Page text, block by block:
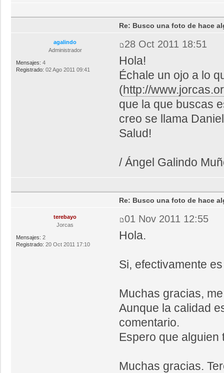
agalindo
Administrador
Mensajes: 4
Registrado: 02 Ago 2011 09:41
Re: Busco una foto de hace
28 Oct 2011 18:51
Hola!
Échale un ojo a lo
(http://
que la que buscas
creo se llama
Salud!
/ Ángel Galindo
terebayo
Jorcas
Mensajes: 2
Registrado: 20 Oct 2011 17:10
Re: Busco una foto de hace
01 Nov 2011 12:55
Hola.
Si, efectivamente
Muchas gracias,
Aunque la calidad
comentario.
Espero que alguien
Muchas gracias.